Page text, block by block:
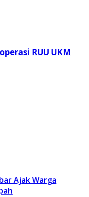
RUU UKM
Ajak Warga